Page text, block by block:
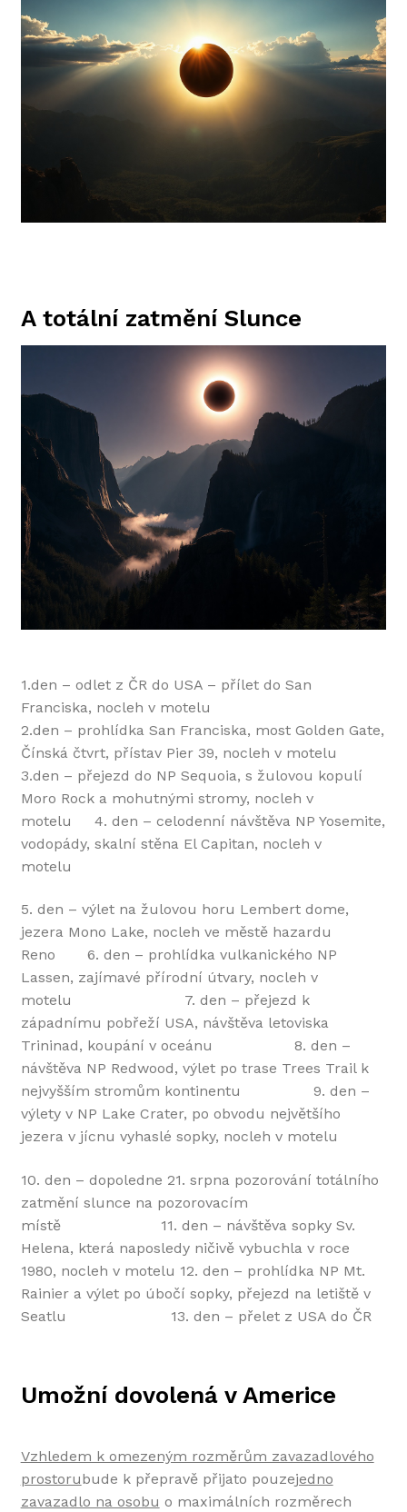
A totální zatmění Slunce
1.den – odlet z ČR do USA – přílet do San
Franciska, nocleh v motelu
2.den – prohlídka San Franciska, most Golden Gate,
Čínská čtvrt, přístav Pier 39, nocleh v motelu
3.den – přejezd do NP Sequoia, s žulovou kopulí
Moro Rock a mohutnými stromy, nocleh v
motelu 4. den – celodenní návštěva NP Yosemite,
vodopády, skalní stěna El Capitan, nocleh v
motelu
5. den – výlet na žulovou horu Lembert dome,
jezera Mono Lake, nocleh ve městě hazardu
Reno 6. den – prohlídka vulkanického NP
Lassen, zajímavé přírodní útvary, nocleh v
motelu 7. den – přejezd k
západnímu pobřeží USA, návštěva letoviska
Trininad, koupání v oceánu 8. den –
návštěva NP Redwood, výlet po trase Trees Trail k
nejvyšším stromům kontinentu 9. den –
výlety v NP Lake Crater, po obvodu největšího
jezera v jícnu vyhaslé sopky, nocleh v motelu
10. den – dopoledne 21. srpna pozorování totálního
zatmění slunce na pozorovacím
místě 11. den – návštěva sopky Sv.
Helena, která naposledy ničivě vybuchla v roce
1980, nocleh v motelu 12. den – prohlídka NP Mt.
Rainier a výlet po úbočí sopky, přejezd na letiště v
Seatlu 13. den – přelet z USA do ČR
Umožní dovolená v Americe
Vzhledem k omezeným rozměrům zavazadlového
prostorubude k přepravě přijato pouzejedno
zavazadlo na osobu o maximálních rozměrech